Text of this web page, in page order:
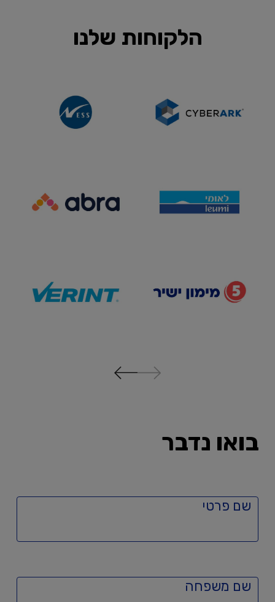
הלקוחות שלנו
בואו נדבר
שם פרטי
שם משפחה